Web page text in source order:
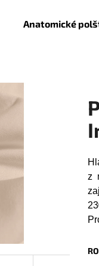
Anatomické
z